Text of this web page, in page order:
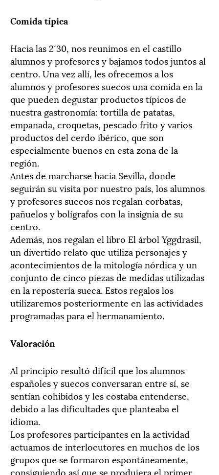
Comida típica
Hacia las 2´30, nos reunimos en el castillo
alumnos y profesores y bajamos todos juntos al
centro. Una vez allí, les ofrecemos a los
alumnos y profesores suecos una comida en la
que pueden degustar productos típicos de
nuestra gastronomía: tortilla de patatas,
empanada, croquetas, pescado frito y varios
productos del cerdo ibérico, que son
especialmente buenos en esta zona de la
región.
Antes de marcharse hacia Sevilla, donde
seguirán su visita por nuestro país, los alumnos
y profesores suecos nos regalan corbatas,
pañuelos y bolígrafos con la insignia de su
centro.
Además, nos regalan el libro El árbol Yggdrasil,
un divertido relato que utiliza personajes y
acontecimientos de la mitología nórdica y un
conjunto de cinco piezas de medidas utilizadas
en la repostería sueca. Estos regalos los
utilizaremos posteriormente en las actividades
programadas para el hermanamiento.
Valoración
Al principio resultó difícil que los alumnos
españoles y suecos conversaran entre sí, se
sentían cohibidos y les costaba entenderse,
debido a las dificultades que planteaba el
idioma.
Los profesores participantes en la actividad
actuamos de interlocutores en muchos de los
grupos que se formaron espontáneamente,
consiguiendo así que se produjera el primer